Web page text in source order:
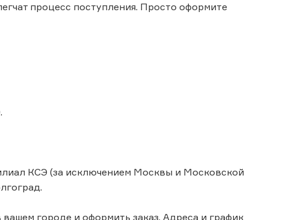
процесс поступления. Просто оформите
КСЭ (за исключением Москвы и Московской
городе и оформить заказ. Адреса и график